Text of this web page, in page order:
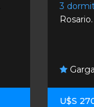
3
Rosario.
U$S